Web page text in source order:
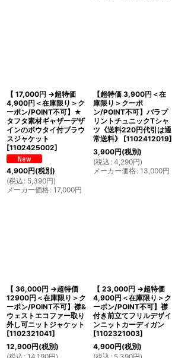
【 17,000円 →超特価
4,900円＜在庫限り＞ク
ーポン/POINT不可】★
タフタ素材ギャザーデザ
インのボウタイ付ブラウ
スジャケット
[1102425002]
4,900円(税別)
(税込 : 5,390円)
メーカー価格: 17,000円
【超特価 3,900円＜在
庫限り＞クーポ
ン/POINT不可】バラプ
リントチュニックTシャ
ツ《送料220円代引は通
常送料》
[1102412019]
3,900円(税別)
(税込 : 4,290円)
メーカー価格: 13,000円
【 36,000円 →超特価
12900円＜在庫限り＞ク
ーポン/POINT不可】襟&
ウェストエコファー取り
外し可ニットジャケット
[1102321041]
12,900円(税別)
【 23,000円 →超特価
4,900円＜在庫限り＞ク
ーポン/POINT不可】襟
付き前立てフリルデザイ
ンニットカーディガン
[1102321003]
4,900円(税別)